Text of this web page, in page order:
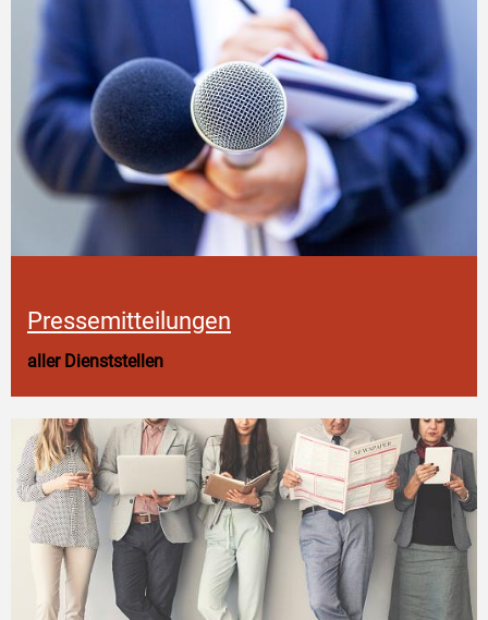
Pressemitteilungen
aller Dienststellen